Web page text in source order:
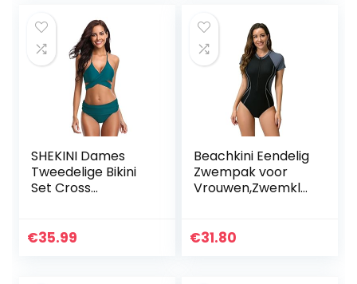
SHEKINI Dames
Tweedelige Bikini
Set Cross
Afdrukken
€35.99
Beachkini Eendelig
Zwempak voor
Vrouwen,Zwemkle
aan de voorkant
€31.80